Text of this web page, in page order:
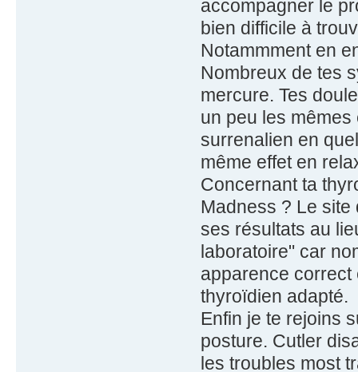
accompagner le
bien difficile à
Notammment en
Nombreux de tes
mercure. Tes
un peu les
surrenalien en
même effet en
Concernant ta
Madness ? Le
ses résultats au
laboratoire" car
apparence correct
thyroïdien adapté.
Enfin je te rejoins
posture. Cutler
les troubles most